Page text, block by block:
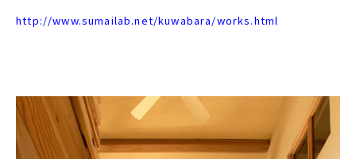
http://www.sumailab.net/kuwabara/works.html